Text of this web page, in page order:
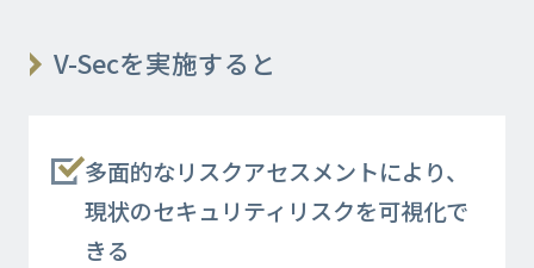
V-Secを実施すると
多面的なリスクアセスメントにより、
現状のセキュリティリスクを可視化で
きる